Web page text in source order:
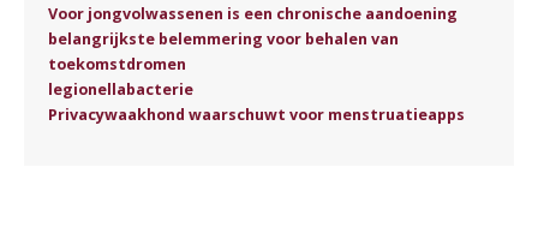
Voor jongvolwassenen is een chronische aandoening
belangrijkste belemmering voor behalen van
toekomstdromen
legionellabacterie
Privacywaakhond waarschuwt voor menstruatieapps